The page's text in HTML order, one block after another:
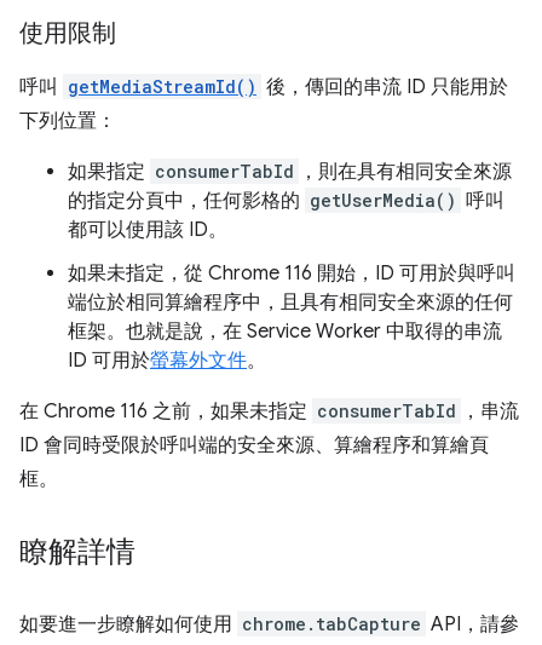
使用限制
呼叫 getMediaStreamId() 後，傳回的串流 ID 只能用於
下列位置：
如果指定 consumerTabId
，則在具有相同安全來源
的指定分頁中，任何影格的 getUserMedia() 呼叫
都可以使用該 ID。
如果未指定，從 Chrome 116 開始，ID 可用於與呼叫
端位於相同算繪程序中，且具有相同安全來源的任何
框架。也就是說，在 Service Worker 中取得的串流
ID 可用於螢幕外文件。
在 Chrome 116 之前，如果未指定 consumerTabId
，串流
ID 會同時受限於呼叫端的安全來源、算繪程序和算繪頁
框。
瞭解詳情
如要進一步瞭解如何使用 chrome.tabCapture API，請參